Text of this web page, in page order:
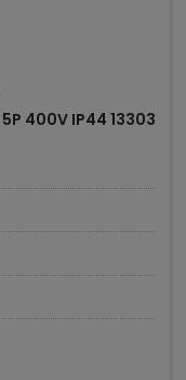
5P 400V IP44 13303